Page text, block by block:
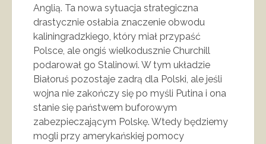
Anglią. Ta nowa sytuacja strategiczna
drastycznie osłabia znaczenie obwodu
kaliningradzkiego, który miał przypaść
Polsce, ale ongiś wielkodusznie Churchill
podarował go Stalinowi. W tym układzie
Białoruś pozostaje zadrą dla Polski, ale jeśli
wojna nie zakończy się po myśli Putina i ona
stanie się państwem buforowym
zabezpieczającym Polskę. Wtedy będziemy
mogli przy amerykańskiej pomocy